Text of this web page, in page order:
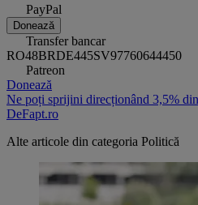
PayPal
Donează
Transfer bancar
RO48BRDE445SV97760644450
Patreon
Donează
Ne poți sprijini direcționând 3,5%
DeFapt.ro
Alte articole din categoria Politică